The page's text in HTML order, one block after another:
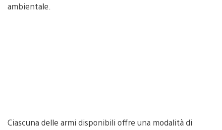
ambientale.
Ciascuna delle armi disponibili offre una modalità di